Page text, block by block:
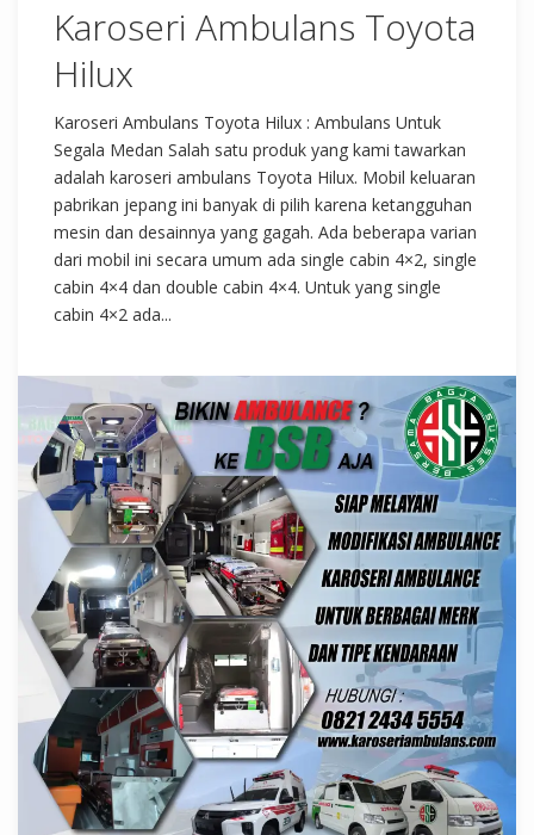
Karoseri Ambulans Toyota
Hilux
Karoseri Ambulans Toyota Hilux : Ambulans Untuk
Segala Medan Salah satu produk yang kami tawarkan
adalah karoseri ambulans Toyota Hilux. Mobil keluaran
pabrikan jepang ini banyak di pilih karena ketangguhan
mesin dan desainnya yang gagah. Ada beberapa varian
dari mobil ini secara umum ada single cabin 4×2, single
cabin 4×4 dan double cabin 4×4. Untuk yang single
cabin 4×2 ada...